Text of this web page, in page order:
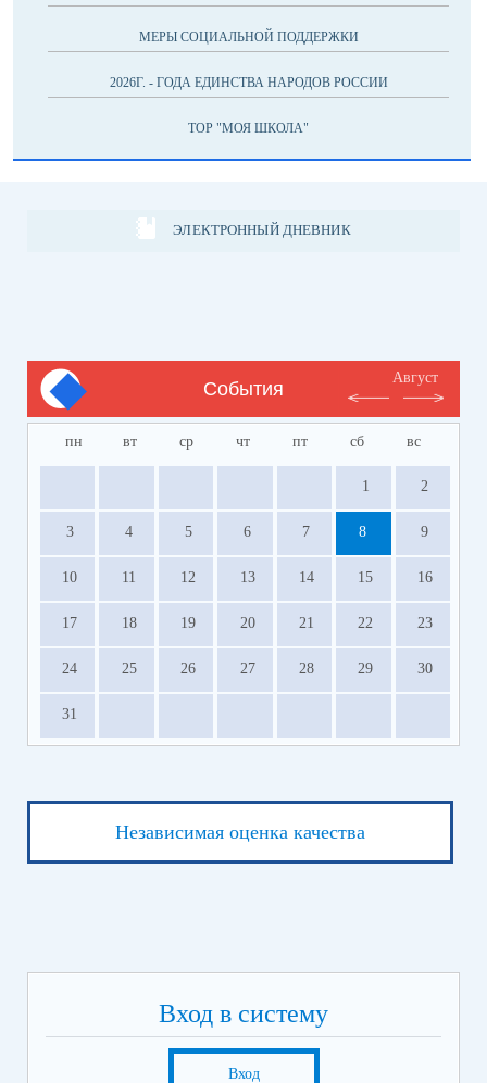
МЕРЫ СОЦИАЛЬНОЙ ПОДДЕРЖКИ
2026Г. - ГОДА ЕДИНСТВА НАРОДОВ РОССИИ
ТОР "МОЯ ШКОЛА"
ЭЛЕКТРОННЫЙ ДНЕВНИК
События
Август
пн вт ср чт пт сб вс
1 2
3 4 5 6 7 8 9
10 11 12 13 14 15 16
17 18 19 20 21 22 23
24 25 26 27 28 29 30
31
Независимая оценка качества
Вход в систему
Вход